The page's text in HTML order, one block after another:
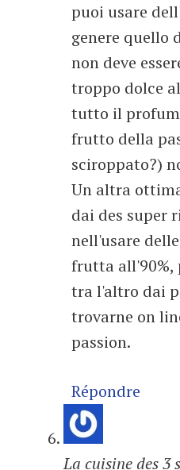
puoi usare
genere quello
non deve
troppo dolce
tutto il
frutto della
sciroppato?)
Un altra
dai des super
nell'usare
frutta all'90%,
tra l'altro dai
trovarne on
passion.
Répondre
La cuisine des 3